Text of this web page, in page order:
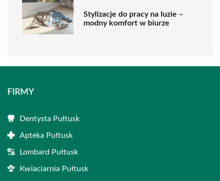
Stylizacje do pracy na luzie –
modny komfort w biurze
FIRMY
Dentysta Pułtusk
Apteka Pułtusk
Lombard Pułtusk
Kwiaciarnia Pułtusk